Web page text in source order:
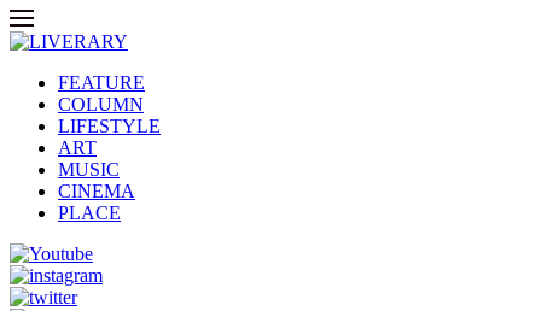
FEATURE
COLUMN
LIFESTYLE
ART
MUSIC
CINEMA
PLACE